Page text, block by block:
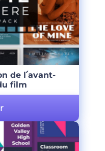
de l՛avant-
film